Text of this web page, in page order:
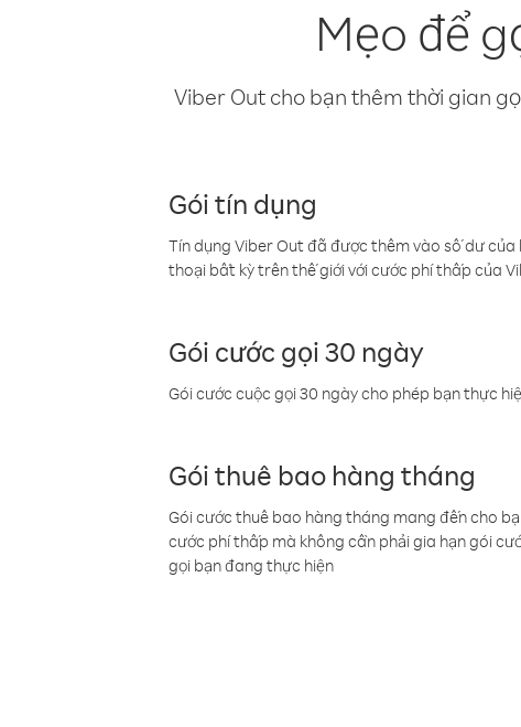
Mẹo để
Viber Out cho bạn thêm thời gian
Gói tín dụng
Tín dụng Viber Out đã được thêm vào số dư
thoại bất kỳ trên thế giới với cước phí thấp của
Gói cước gọi 30 ngày
Gói cước cuộc gọi 30 ngày cho phép bạn thực
Gói thuê bao hàng tháng
Gói cước thuê bao hàng tháng mang đến cho
cước phí thấp mà không cần phải gia hạn gói
gọi bạn đang thực hiện